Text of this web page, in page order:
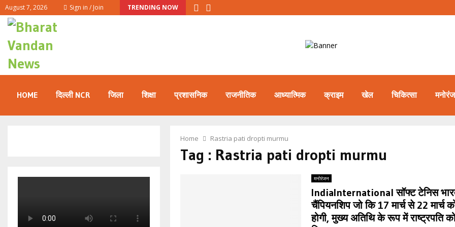
August 7, 2026 Sign in / Join TRENDING NOW
HOME दिल्ली NCR जिला शिक्षा प्रशासनिक राजनीतिक आध्यात्मिक क्राइम खेल चिकित्सा
Home Rastria pati dropti murmu
Tag : Rastria pati dropti murmu
मनोरंजन
IndiaInternational सॉफ्ट टेनिस
चैंपियनशिप जो कि 17 मार्च से 22 मार्च
होगी, मुख्य अतिथि के रूप में राष्ट्रपति